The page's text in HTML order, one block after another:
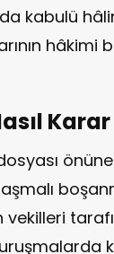
kabulü
hâkimi